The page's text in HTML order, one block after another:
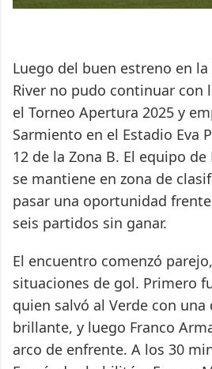
Luego del buen estreno en
River no pudo continuar con
el Torneo Apertura 2025 y
Sarmiento en el Estadio Eva
12 de la Zona B. El equipo
se mantiene en zona de
pasar una oportunidad
seis partidos sin ganar.
El encuentro comenzó
situaciones de gol. Primero
quien salvó al Verde con una
brillante, y luego Franco
arco de enfrente. A los 30